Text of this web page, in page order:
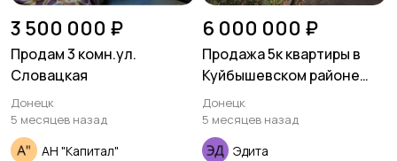
3 500 000 ₽
Продам 3 комн.ул.
Словацкая
Донецк
5 месяцев назад
АН "Капитал"
6 000 000 ₽
Продажа 5к квартиры в
Куйбышевском районе
ориентир Топаз.
Донецк
5 месяцев назад
Эдита